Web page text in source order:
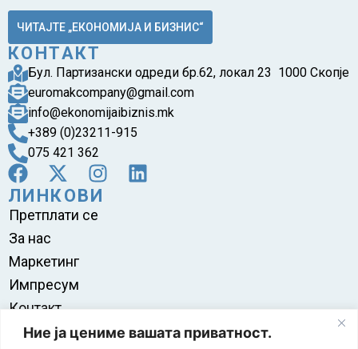
Ние ја цениме вашата приватност.
ЧИТАЈТЕ „ЕКОНОМИЈА И БИЗНИС“
КОНТАКТ
Бул. Партизански одреди бр.62, локал 23 1000 Скопје
euromakcompany@gmail.com
info@ekonomijaibiznis.mk
+389 (0)23211-915
075 421 362
ЛИНКОВИ
Претплати се
За нас
Маркетинг
Импресум
Контакт
Правила на користење